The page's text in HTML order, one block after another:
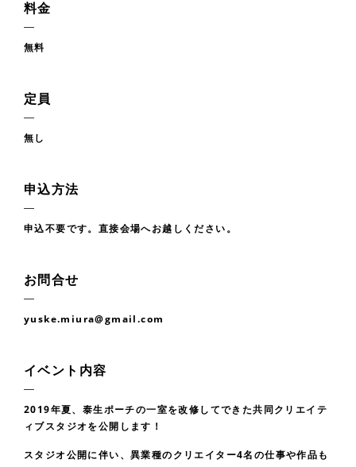
料金
無料
定員
無し
申込方法
申込不要です。直接会場へお越しください。
お問合せ
yuske.miura@gmail.com
イベント内容
2019年夏、泰生ポーチの一室を改修してできた共同クリエイテ
ィブスタジオを公開します！
スタジオ公開に伴い、異業種のクリエイター4名の仕事や作品も